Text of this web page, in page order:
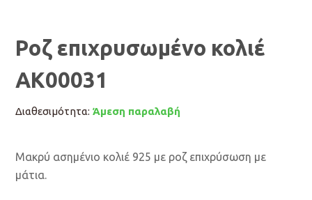
Ροζ επιχρυσωμένο κολιέ
AK00031
Διαθεσιμότητα: Άμεση παραλαβή
Μακρύ ασημένιο κολιέ 925 με ροζ επιχρύσωση με
μάτια.